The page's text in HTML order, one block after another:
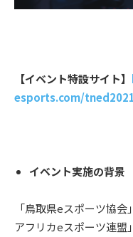
【イベント特設サイト】
esports.com/
イベント実施の背景
「鳥取県eスポーツ協
アフリカeスポーツ連盟